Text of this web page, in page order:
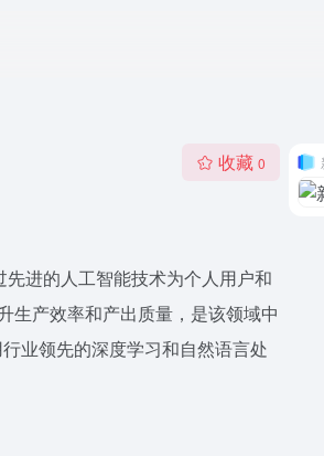
收藏 0
进的人工智能技术为个人用户和
生产效率和产出质量，是该领域中
业领先的深度学习和自然语言处